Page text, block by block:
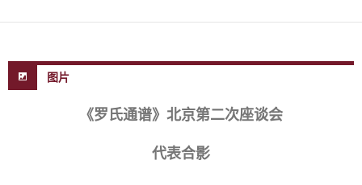
图片
《罗氏通谱》北京第二次座谈会
代表合影